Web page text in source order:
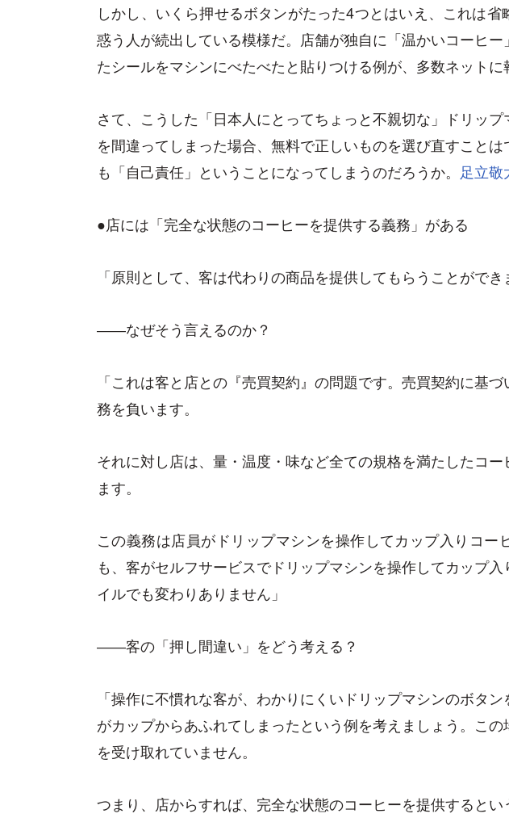
しかし、いくら押せるボタンがたった4つとはいえ、これは
惑う人が続出している模様だ。店舗が独自に「温かいコーヒ
たシールをマシンにべたべたと貼りつける例が、多数ネットに
さて、こうした「日本人にとってちょっと不親切な」ドリッ
を間違ってしまった場合、無料で正しいものを選び直すこと
も「自己責任」ということになってしまうのだろうか。 足立敬
●店には「完全な状態のコーヒーを提供する義務」がある
「原則として、客は代わりの商品を提供してもらうことができ
――なぜそう言えるのか？
「これは客と店との『売買契約』の問題です。売買契約に基
務を負います。
それに対し店は、量・温度・味など全ての規格を満たしたコ
ます。
この義務は店員がドリップマシンを操作してカップ入りコー
も、客がセルフサービスでドリップマシンを操作してカップ
イルでも変わりありません」
――客の「押し間違い」をどう考える？
「操作に不慣れな客が、わかりにくいドリップマシンのボタ
がカップからあふれてしまったという例を考えましょう。こ
を受け取れていません。
つまり、店からすれば、完全な状態のコーヒーを提供すると